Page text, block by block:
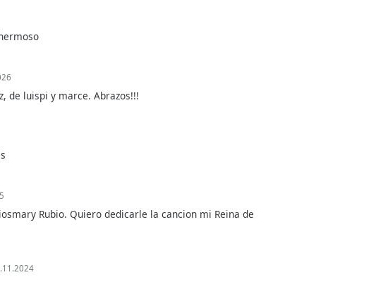
de luispi y marce. Abrazos!!!
Rubio. Quiero dedicarle la cancion mi Reina de